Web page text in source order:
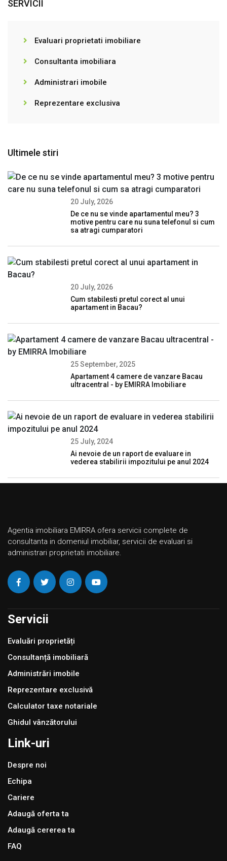
SERVICII
Evaluari proprietati imobiliare
Consultanta imobiliara
Administrari imobile
Reprezentare exclusiva
Ultimele stiri
20 July, 2026
De ce nu se vinde apartamentul meu? 3
motive pentru care nu suna telefonul si cum
sa atragi cumparatori
20 July, 2026
Cum stabilesti pretul corect al unui
apartament in Bacau?
25 September, 2025
Apartament 4 camere de vanzare Bacau
ultracentral - by EMIRRA Imobiliare
25 July, 2024
Ai nevoie de un raport de evaluare in
vederea stabilirii impozitului pe anul 2024
Agentia imobiliara EMIRRA ofera servicii complete de
consultanta in domeniul imobiliar, servicii de evaluari si
administrari proprietati imobiliare.
Servicii
Evaluări proprietăți
Consultanță imobiliară
Administrări imobile
Reprezentare exclusivă
Calculator taxe notariale
Ghidul vânzătorului
Link-uri
Despre noi
Echipa
Cariere
Adaugă oferta ta
Adaugă cererea ta
FAQ